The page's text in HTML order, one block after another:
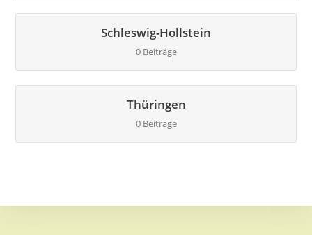
Schleswig-Hollstein
0 Beiträge
Thüringen
0 Beiträge